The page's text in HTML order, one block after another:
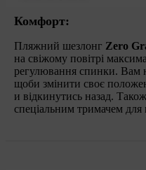
Комфорт:
Пляжний шезлонг Zero
на свіжому повітрі
регулювання спинки. Вам
щоби змінити своє
и відкинутись назад.
спеціальним тримачем